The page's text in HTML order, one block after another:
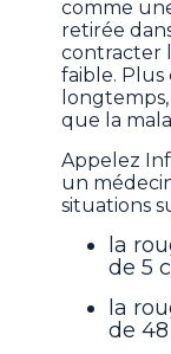
comme
retirée
contracter
faible. Plus
que la
Appelez
un
situations
la
de 5
la
de